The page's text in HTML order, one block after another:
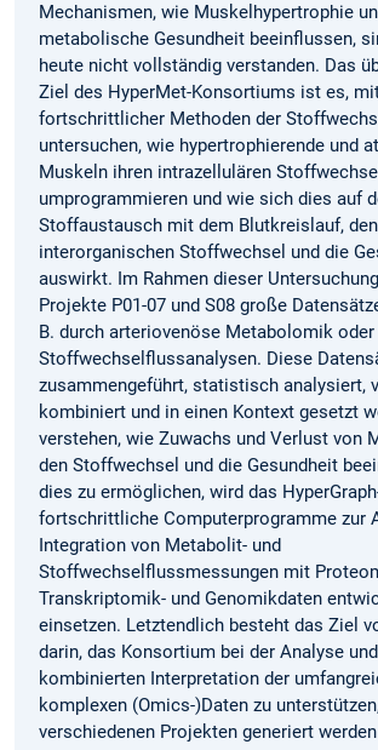
Mechanismen, wie Muskelhypertrophie
metabolische Gesundheit beeinflussen,
heute nicht vollständig verstanden. Das
Ziel des HyperMet-Konsortiums ist es,
fortschrittlicher Methoden der
untersuchen, wie hypertrophierende und
Muskeln ihren intrazellulären Stoffwechsel
umprogrammieren und wie sich dies auf
Stoffaustausch mit dem Blutkreislauf, den
interorganischen Stoffwechsel und die
auswirkt. Im Rahmen dieser
Projekte P01-07 und S08 große
B. durch arteriovenöse Metabolomik oder
Stoffwechselflussanalysen. Diese
zusammengeführt, statistisch analysiert,
kombiniert und in einen Kontext gesetzt
verstehen, wie Zuwachs und Verlust von
den Stoffwechsel und die Gesundheit
dies zu ermöglichen, wird das
fortschrittliche Computerprogramme zur
Integration von Metabolit- und
Stoffwechselflussmessungen mit
Transkriptomik- und Genomikdaten
einsetzen. Letztendlich besteht das Ziel
darin, das Konsortium bei der Analyse
kombinierten Interpretation der
komplexen (Omics-)Daten zu
verschiedenen Projekten generiert werden